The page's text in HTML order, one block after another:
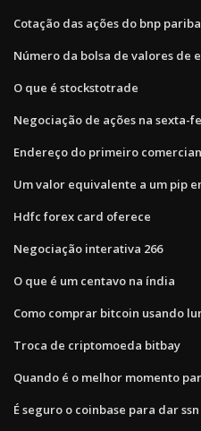
Cotação das ações do bnp
Número da bolsa de valores de
O que é stockstotrade
Negociação de ações na sexta-
Endereço do primeiro
Um valor equivalente a um pip
Hdfc forex card oferece
Negociação interativa 266
O que é um centavo na índia
Como comprar bitcoin usando
Troca de criptomoeda bitbay
Quando é o melhor momento
É seguro o coinbase para dar ssn